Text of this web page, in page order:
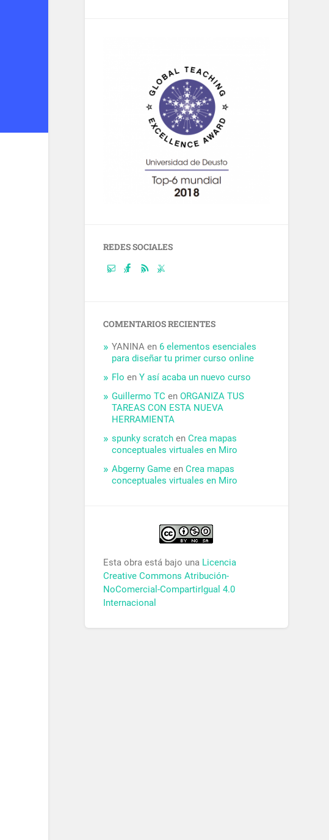
REDES SOCIALES
COMENTARIOS RECIENTES
YANINA en 6 elementos esenciales
para diseñar tu primer curso online
Flo enY así acaba un nuevo curso
Guillermo TC enORGANIZA TUS
TAREAS CON ESTA NUEVA
HERRAMIENTA
spunky scratch enCrea mapas
conceptuales virtuales en Miro
Abgerny Game enCrea mapas
conceptuales virtuales en Miro
Esta obra está bajo una Licencia
Creative Commons Atribución-
NoComercial-CompartirIgual 4.0
Internacional